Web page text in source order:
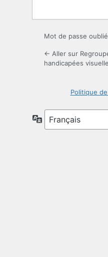
Mot de passe
← Aller sur
handicapées
Politique
Langue